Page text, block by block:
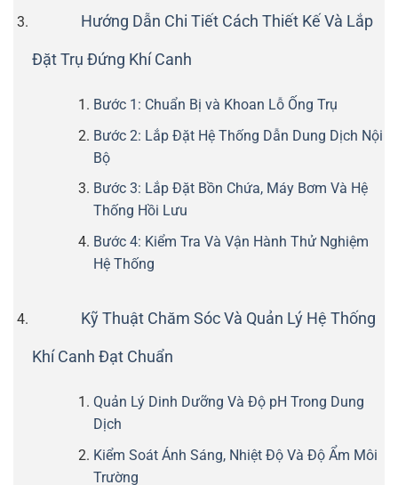
Hướng Dẫn Chi Tiết Cách Thiết Kế Và Lắp
Đặt Trụ Đứng Khí Canh
Bước 1: Chuẩn Bị và Khoan Lỗ Ống Trụ
Bước 2: Lắp Đặt Hệ Thống Dẫn Dung Dịch Nội
Bộ
Bước 3: Lắp Đặt Bồn Chứa, Máy Bơm Và Hệ
Thống Hồi Lưu
Bước 4: Kiểm Tra Và Vận Hành Thử Nghiệm
Hệ Thống
Kỹ Thuật Chăm Sóc Và Quản Lý Hệ Thống
Khí Canh Đạt Chuẩn
Quản Lý Dinh Dưỡng Và Độ pH Trong Dung
Dịch
Kiểm Soát Ánh Sáng, Nhiệt Độ Và Độ Ẩm Môi
Trường